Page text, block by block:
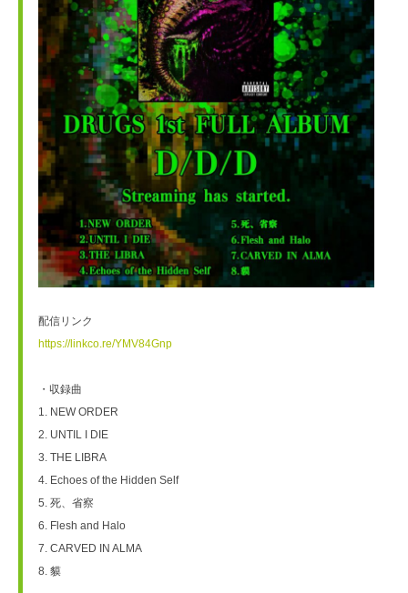
配信リンク
https://linkco.re/YMV84Gnp
・収録曲
1. NEW ORDER
2. UNTIL I DIE
3. THE LIBRA
4. Echoes of the Hidden Self
5. 死、省察
6. Flesh and Halo
7. CARVED IN ALMA
8. 貘